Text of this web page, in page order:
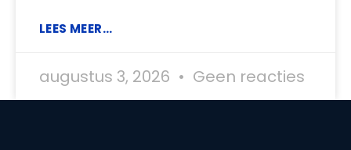
LEES MEER...
augustus 3, 2026 Geen reacties